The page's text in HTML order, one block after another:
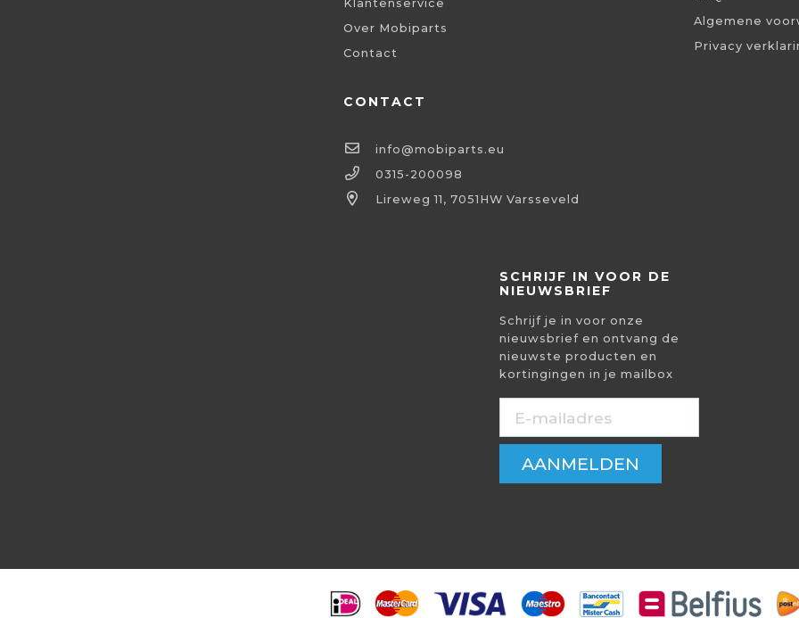
Klantenservice
Over Mobiparts
Contact
CONTACT
info@mobiparts.eu
0315-200098
Lireweg 11, 7051HW Varsseveld
Algemene
Privacy
SCHRIJF IN VOOR DE
NIEUWSBRIEF
Schrijf je in voor onze
nieuwsbrief en ontvang de
nieuwste producten en
kortingingen in je mailbox
AANMELDEN